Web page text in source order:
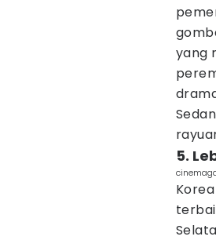
yang
5.